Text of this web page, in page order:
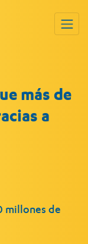
más de
a
millones de